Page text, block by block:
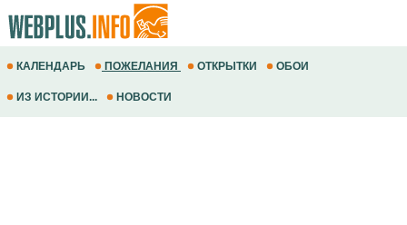
КАЛЕНДАРЬ ПОЖЕЛАНИЯ ОТКРЫТКИ ОБОИ
ИЗ ИСТОРИИ... НОВОСТИ